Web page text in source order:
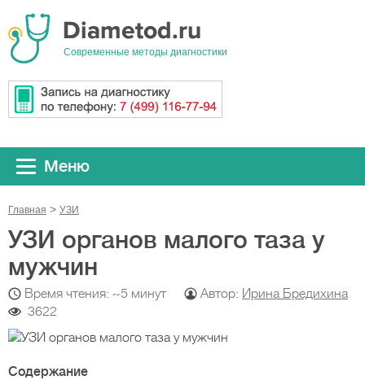
Cовременные методы диагностики
Меню
Главная УЗИ
УЗИ органов малого таза у
мужчин
Время чтения: ~5 минут Автор: Ирина Бредихина
3622
Содержание